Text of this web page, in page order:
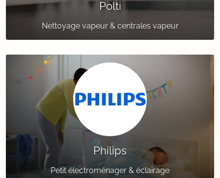
Polti
Nettoyage vapeur & centrales vapeur
Philips
Petit électroménager & éclairage